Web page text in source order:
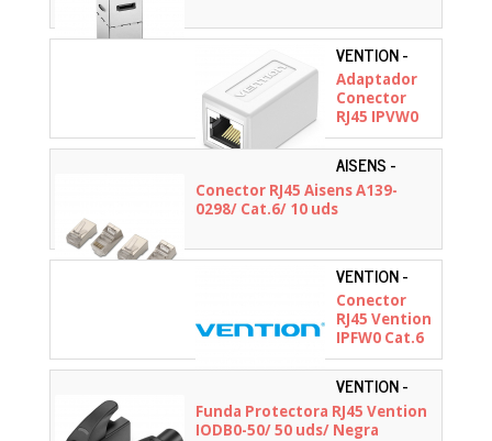
VENTION -
IPVW0
Adaptador
Conector
RJ45 IPVW0
Cat.6 FTP/
RJ45 Hembra
- RJ45
Hembra/
Blanco
AISENS -
A139-0298
Conector RJ45 Aisens A139-
0298/ Cat.6/ 10 uds
VENTION -
IPFW0
Conector
RJ45 Vention
IPFW0 Cat.6
UTP
VENTION -
IODB0-50
Funda Protectora RJ45 Vention
IODB0-50/ 50 uds/ Negra